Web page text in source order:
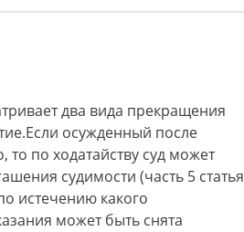
два вида прекращения
осужденный после
то по ходатайству суд может
судимости (часть 5 статья
истечению какого
может быть снята